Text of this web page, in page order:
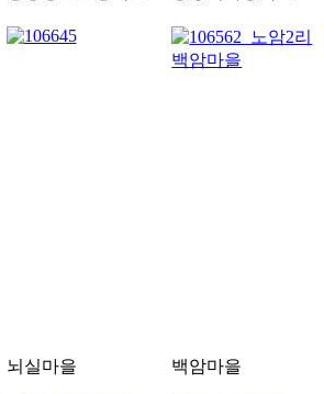
뇌실마을 백암마을